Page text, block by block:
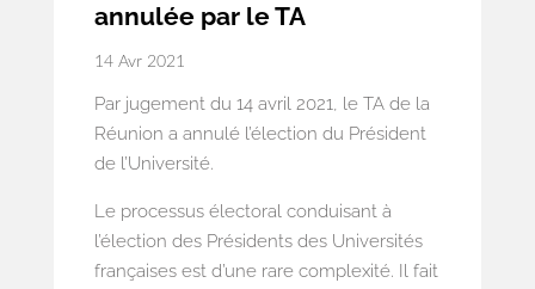
annulée par le TA
14 Avr 2021
Par jugement du 14 avril 2021, le TA de la
Réunion a annulé l’élection du Président
de l’Université.
Le processus électoral conduisant à
l’élection des Présidents des Universités
françaises est d’une rare complexité. Il fait